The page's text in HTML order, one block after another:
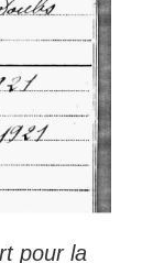
pour la